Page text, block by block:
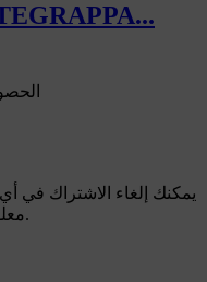
يمكنك إلغاء الاشتراك في
معلومات الاتصال لدينا في الإشعار القانوني.